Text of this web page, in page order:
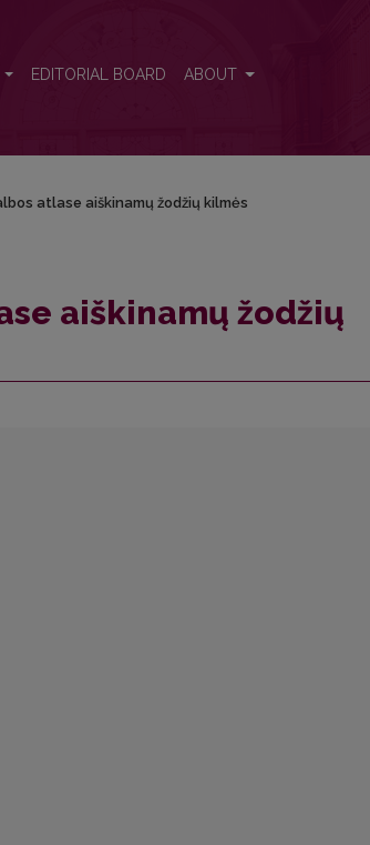
EDITORIAL BOARD ABOUT
atlase aiškinamų žodžių kilmės
aiškinamų žodžių